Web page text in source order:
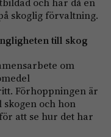
skoglig förvaltning.
till skog
om
Förhoppningen är
och hon
att se hur det har